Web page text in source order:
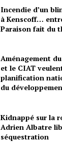
Incendie d’un
à Kenscoff…
Paraison fait du
Aménagement
et le CIAT
planification
du
Kidnappé sur la
Adrien Albatre
séquestration